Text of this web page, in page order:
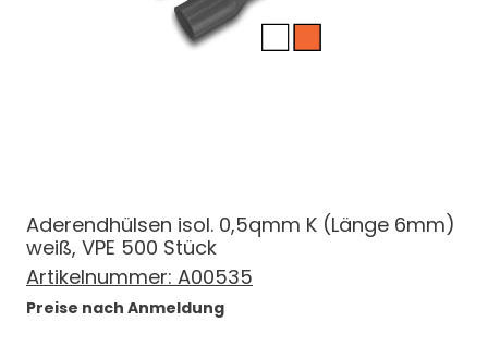
Aderendhülsen isol. 0,5qmm K (Länge 6mm)
weiß, VPE 500 Stück
Artikelnummer: A00535
Preise nach Anmeldung